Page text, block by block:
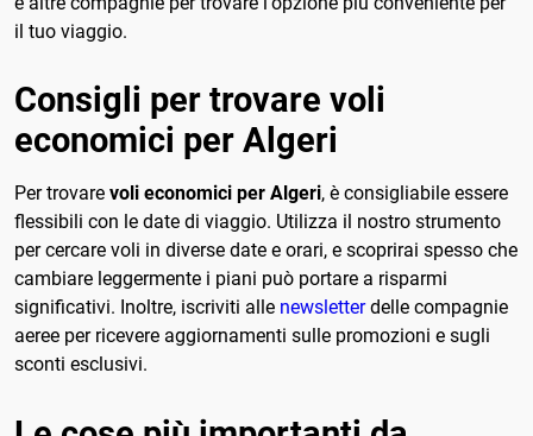
il tuo viaggio.
Consigli per trovare voli
economici per Algeri
Per trovare voli economici per Algeri, è consigliabile essere
flessibili con le date di viaggio. Utilizza il nostro strumento
per cercare voli in diverse date e orari, e scoprirai spesso che
cambiare leggermente i piani può portare a risparmi
significativi. Inoltre, iscriviti alle newsletterdelle compagnie
aeree per ricevere aggiornamenti sulle promozioni e sugli
sconti esclusivi.